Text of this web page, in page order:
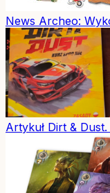
News Archeo:
Artykuł Dirt &